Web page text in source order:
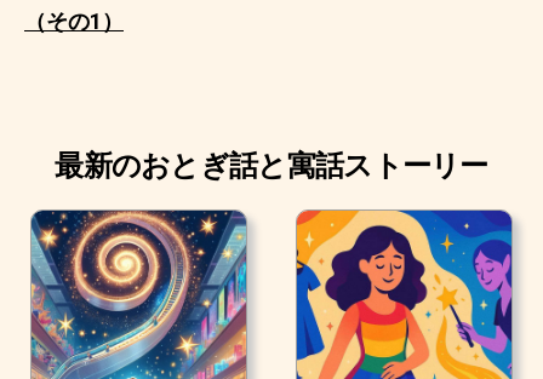
（その1）
最新のおとぎ話と寓話ストーリー